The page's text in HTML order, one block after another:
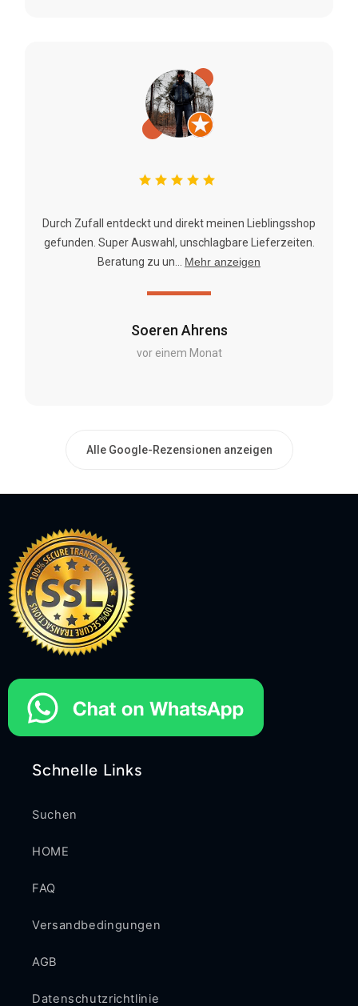
Soeren Ahrens
vor einem Monat
Durch Zufall entdeckt und direkt meinen Lieblingsshop
gefunden. Super Auswahl, unschlagbare Lieferzeiten.
Beratung zu un...
Mehr anzeigen
Alle Google-Rezensionen anzeigen
Schnelle Links
Suchen
HOME
FAQ
Versandbedingungen
AGB
Datenschutzrichtlinie